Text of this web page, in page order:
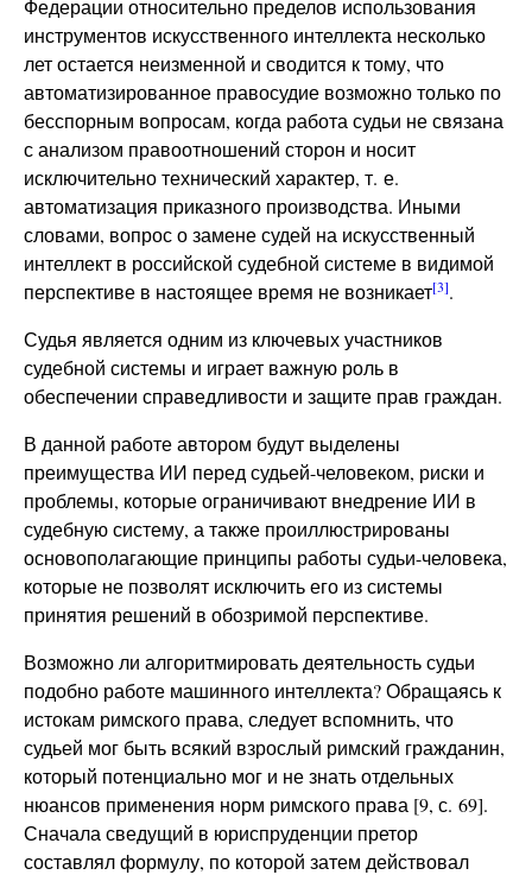
Федерации относительно пределов использования
инструментов искусственного интеллекта несколько
лет остается неизменной и сводится к тому, что
автоматизированное правосудие возможно только по
бесспорным вопросам, когда работа судьи не связана
с анализом правоотношений сторон и носит
исключительно технический характер, т. е.
автоматизация приказного производства. Иными
словами, вопрос о замене судей на искусственный
интеллект в российской судебной системе в видимой
перспективе в настоящее время не возникает[3].
Судья является одним из ключевых участников
судебной системы и играет важную роль в
обеспечении справедливости и защите прав граждан.
В данной работе автором будут выделены
преимущества ИИ перед судьей-человеком, риски и
проблемы, которые ограничивают внедрение ИИ в
судебную систему, а также проиллюстрированы
основополагающие принципы работы судьи-человека,
которые не позволят исключить его из системы
принятия решений в обозримой перспективе.
Возможно ли алгоритмировать деятельность судьи
подобно работе машинного интеллекта? Обращаясь к
истокам римского права, следует вспомнить, что
судьей мог быть всякий взрослый римский гражданин,
который потенциально мог и не знать отдельных
нюансов применения норм римского права [9, с. 69].
Сначала сведущий в юриспруденции претор
составлял формулу, по которой затем действовал